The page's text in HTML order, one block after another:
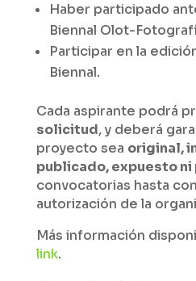
Haber participado
Biennal Olot-
Participar en la
Biennal.
Cada aspirante podrá
solicitud, y deberá
proyecto sea original,
publicado, expuesto
convocatorias hasta
autorización de la
Más información
link.